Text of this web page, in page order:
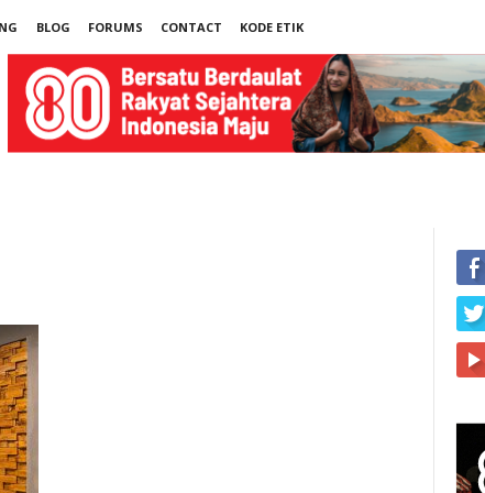
BLOG FORUMS CONTACT
KODE ETIK